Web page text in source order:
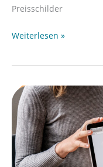
Preisschilder
Weiterlesen »
Wettbewerbsanalyse:
Die
Konkurrenz
im
Netz